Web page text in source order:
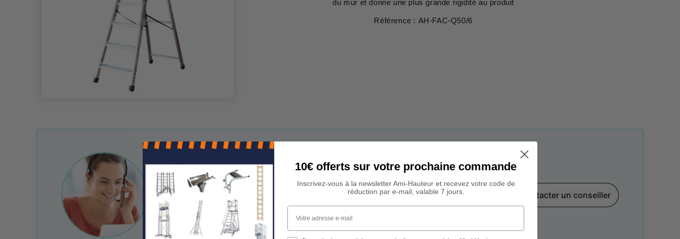
du mur et donne une plus grande rigidité au produit
Référence : AH-FAC-Q50/6
Une question ? Un conseil ?
Nos conseillers sont à votre écoute !
Notre service client est à votre disposition du lundi au vendredi de 9h00 à 17h00
e-mail et chat.
Contacter un conseiller
10€ offerts sur votre prochaine commande
Inscrivez-vous à la newsletter Ami-Hauteur et recevez votre code de
réduction par e-mail, valable 7 jours.
Votre adresse e-mail